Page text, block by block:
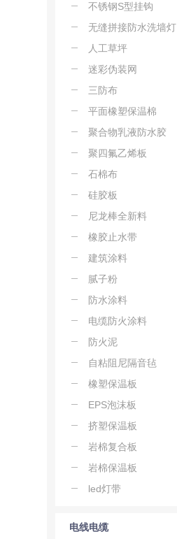
不锈钢S型挂钩
无缝拼接防水洗墙灯
人工草坪
迷彩伪装网
三防布
平面橡塑保温棉
聚合物乳液防水胶
聚四氟乙烯板
石棉布
硅胶板
尼龙棒全新料
橡胶止水带
建筑涂料
腻子粉
防水涂料
电缆防火涂料
防火泥
自粘阻尼隔音毡
橡塑保温板
EPS泡沫板
挤塑保温板
岩棉复合板
岩棉保温板
led灯带
电线电缆